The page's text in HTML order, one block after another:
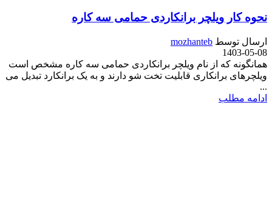
نحوه کار ویلچر برانکاردی حمامی سه کاره
ارسال توسط mozhanteb
1403-05-08
همانگونه که از نام ویلچر برانکاردی حمامی سه کاره مشخص است
ویلچرهای برانکاری قابلیت تخت شو دارند و به یک برانکارد تبدیل می
...
ادامه مطلب